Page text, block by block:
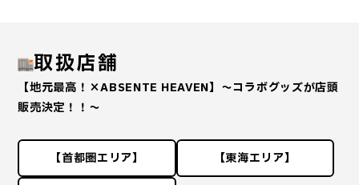
取扱店舗
【地元最高！×ABSENTE HEAVEN】～コラボグッズが店頭
販売決定！！～
【首都圏エリア】 【東海エリア】